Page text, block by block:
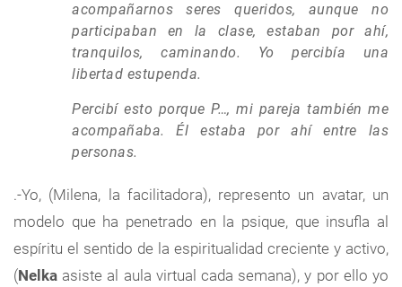
acompañarnos seres queridos, aunque no
participaban en la clase, estaban por ahí,
tranquilos, caminando. Yo percibía una
libertad estupenda.
Percibí esto porque P…, mi pareja también me
acompañaba. Él estaba por ahí entre las
personas.
.-Yo, (Milena, la facilitadora), represento un avatar, un
modelo que ha penetrado en la psique, que insufla al
espíritu el sentido de la espiritualidad creciente y activo,
(Nelka asiste al aula virtual cada semana), y por ello yo